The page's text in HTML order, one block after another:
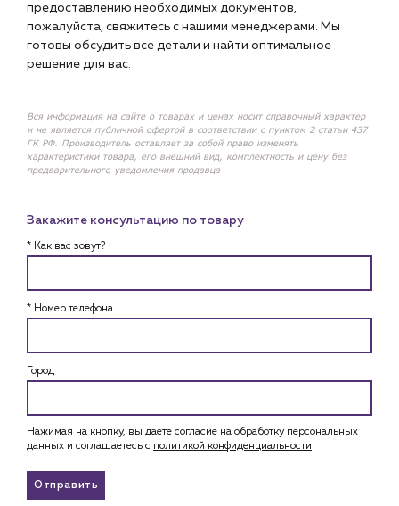
предоставлению необходимых документов,
пожалуйста, свяжитесь с нашими менеджерами. Мы
готовы обсудить все детали и найти оптимальное
решение для вас.
Вся информация на сайте о товарах и ценах носит справочный характер
и не является публичной офертой в соответствии с пунктом 2 статьи 437
ГК РФ. Производитель оставляет за собой право изменять
характеристики товара, его внешний вид, комплектность и цену без
предварительного уведомления продавца
Закажите консультацию по товару
* Как вас зовут?
* Номер телефона
Город
Нажимая на кнопку, вы даете согласие на обработку персональных
данных и соглашаетесь c политикой конфиденциальности
Отправить